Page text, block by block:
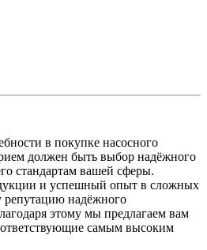
в покупке насосного
должен быть выбор надёжного
стандартам вашей сферы.
и успешный опыт в сложных
репутацию надёжного
этому мы предлагаем вам
самым высоким